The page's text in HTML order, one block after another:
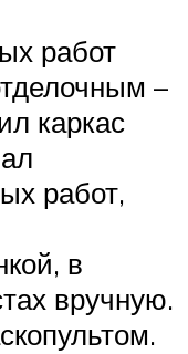
работ
–
каркас
работ,
в
вручную.